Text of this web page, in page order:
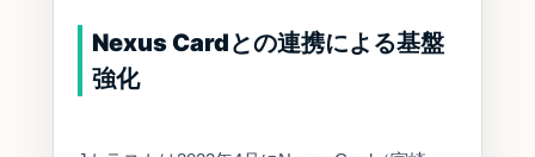
Nexus Cardとの連携による基盤
強化